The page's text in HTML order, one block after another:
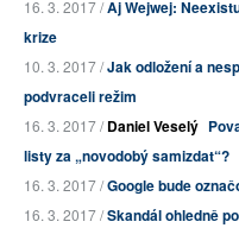
16. 3. 2017 /Aj Wejwej:
krize
10. 3. 2017 /Jak odložení a
podvraceli režim
16. 3. 2017 /Daniel Veselý
listy za „novodobý samizdat“?
16. 3. 2017 /Google bude
16. 3. 2017 /Skandál ohledně